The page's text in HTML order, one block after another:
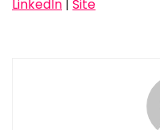
LinkedIn | Site